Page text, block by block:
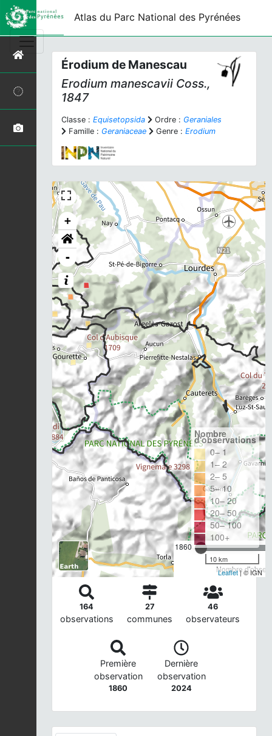
Atlas du Parc National des Pyrénées
Érodium de Manescau
Erodium manescavii Coss.,
1847
Classe : Equisetopsida Ordre : Geraniales
Famille : Geraniaceae Genre : Erodium
+
-
1860
Nombre
Nombre
d'observations
0– 1
1– 2
2– 5
5– 10
10– 20
20– 50
50– 100
100+
10 km
Leaflet| © IGN
164
observations
27
communes
46
observateurs
Première
observation
1860
Dernière
observation
2024